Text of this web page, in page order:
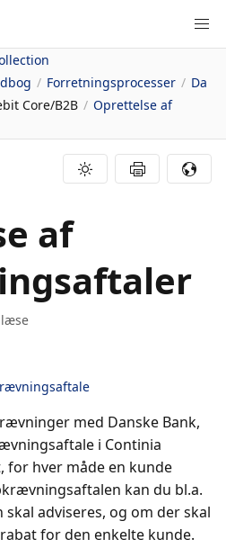
Forretningsprocesser
Da
Core/B2B
Oprettelse af
af
med Danske Bank,
i Continia
for hver måde en kunde
kan du bl.a.
adviseres, og om der skal
for den enkelte kunde.